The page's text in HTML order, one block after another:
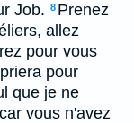
Job. 8 Prenez
allez
pour vous
pour
que je ne
vous n'avez